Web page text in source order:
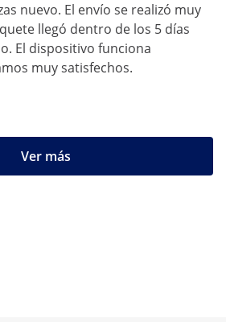
nuevo. El envío se realizó muy
llegó dentro de los 5 días
El dispositivo funciona
muy satisfechos.
Ver más